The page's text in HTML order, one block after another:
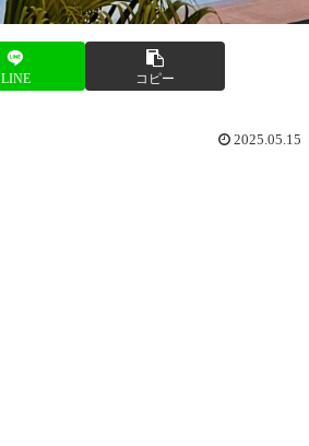
LINE コピー
2025.05.15